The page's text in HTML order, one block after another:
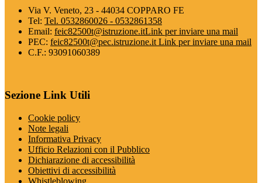
Via V. Veneto, 23 - 44034 COPPARO FE
Tel: Tel. 0532860026 - 0532861358
Email: feic82500t@istruzione.itLink per inviare una mail
PEC: feic82500t@pec.istruzione.it Link per inviare una mail
C.F.: 93091060389
Sezione Link Utili
Cookie policy
Note legali
Informativa Privacy
Ufficio Relazioni con il Pubblico
Dichiarazione di accessibilità
Obiettivi di accessibilità
Whistleblowing